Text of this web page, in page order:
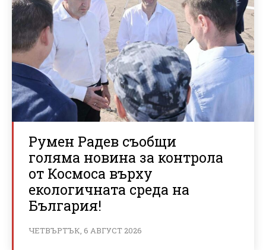
Румен Радев съобщи
голяма новина за контрола
от Космоса върху
екологичната среда на
България!
ЧЕТВЪРТЪК, 6 АВГУСТ 2026